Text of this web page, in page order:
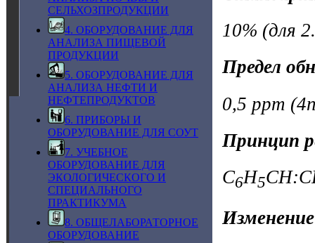
СЕЛЬХОЗПРОДУКЦИИ
4. ОБОРУДОВАНИЕ ДЛЯ
АНАЛИЗА ПИЩЕВОЙ
ПРОДУКЦИИ
5. ОБОРУДОВАНИЕ ДЛЯ
АНАЛИЗА НЕФТИ И
НЕФТЕПРОДУКТОВ
6. ПРИБОРЫ И
ОБОРУДОВАНИЕ ДЛЯ СОУТ
7. УЧЕБНОЕ
ОБОРУДОВАНИЕ ДЛЯ
ЭКОЛОГИЧЕСКОГО И
СПЕЦИАЛЬНОГО
ПРАКТИКУМА
8. ОБЩЕЛАБОРАТОРНОЕ
ОБОРУДОВАНИЕ
10% (для
Предел
0,5 ppm
Принцип
C6H5